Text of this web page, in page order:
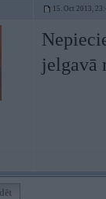
15. Oct 2013,
jelgavā